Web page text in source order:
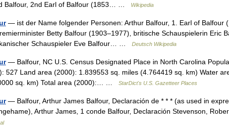
Balfour, 2nd Earl of Balfour (1853… …
Wikipedia
— ist der Name folgender Personen: Arthur Balfour, 1. Earl of Balfour
Betty Balfour (1903–1977), britische Schauspielerin Eric
Schauspieler Eve Balfour… …
Deutsch Wikipedia
— Balfour, NC U.S. Census Designated Place in North Carolina
527 Land area (2000): 1.839553 sq. miles (4.764419 sq. km) Water
sq. km) Total area (2000):… …
StarDict's U.S. Gazetteer Places
— Balfour, Arthur James Balfour, Declaración de * * * (as used in
Arthur James, 1 conde Balfour, Declaración Stevenson,